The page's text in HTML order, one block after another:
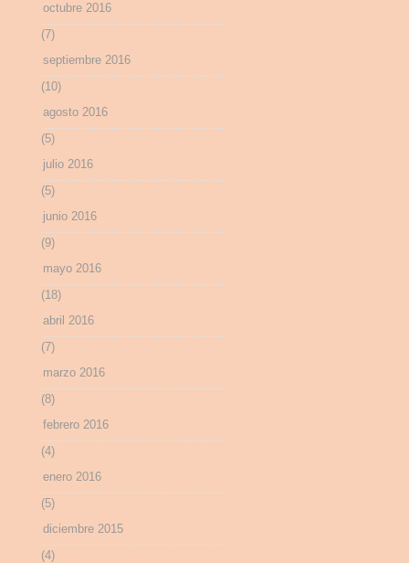
octubre 2016
(7)
septiembre 2016
(10)
agosto 2016
(5)
julio 2016
(5)
junio 2016
(9)
mayo 2016
(18)
abril 2016
(7)
marzo 2016
(8)
febrero 2016
(4)
enero 2016
(5)
diciembre 2015
(4)